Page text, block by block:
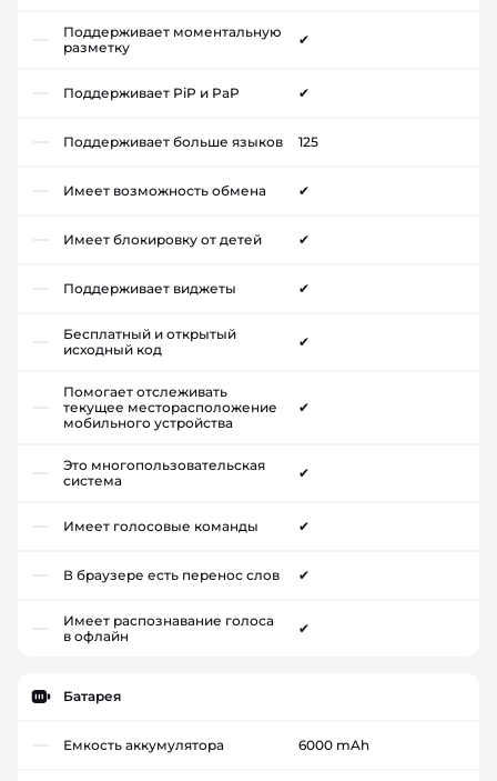
Поддерживает моментальную
разметку
✔
Поддерживает PiP и PaP ✔
Поддерживает больше языков 125
Имеет возможность обмена ✔
Имеет блокировку от детей ✔
Поддерживает виджеты ✔
Бесплатный и открытый
исходный код
✔
Помогает отслеживать
текущее месторасположение
мобильного устройства
✔
Это многопользовательская
система
✔
Имеет голосовые команды ✔
В браузере есть перенос слов ✔
Имеет распознавание голоса
в офлайн
✔
Батарея
Емкость аккумулятора 6000 mAh